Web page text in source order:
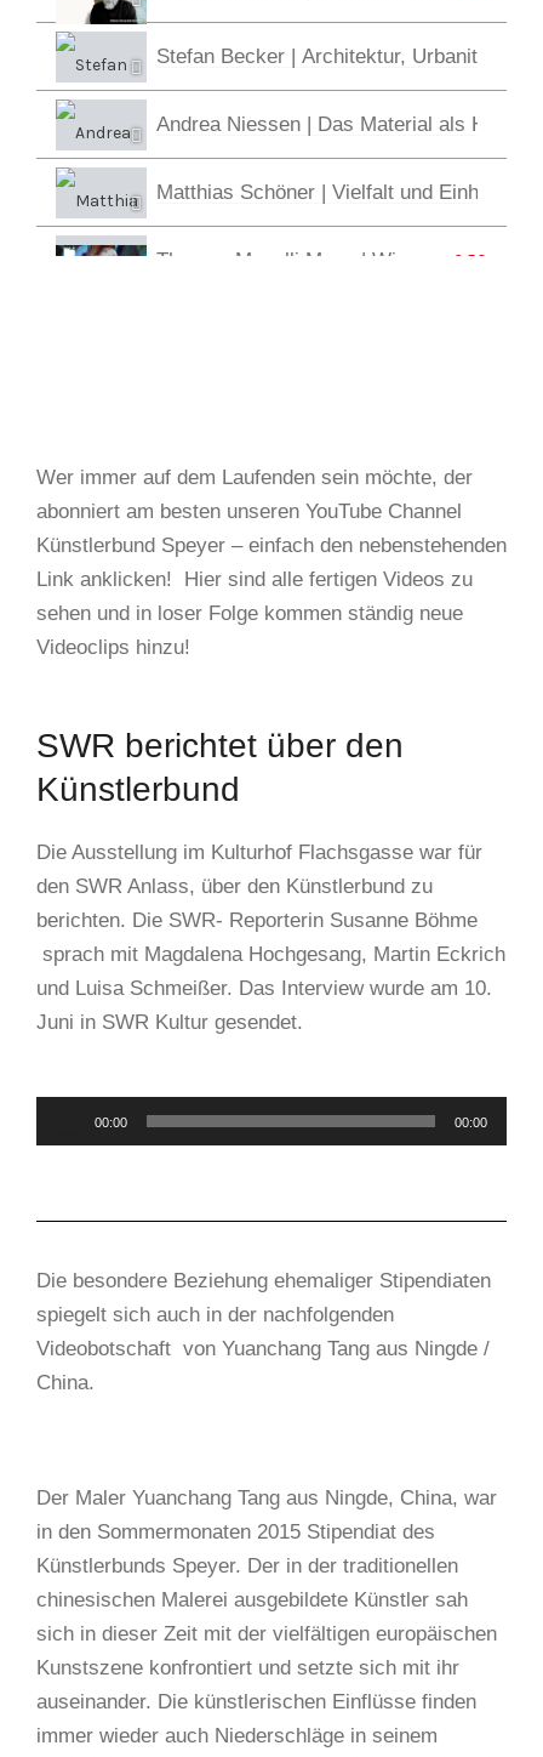
Stefan Becker | Architektur, Urbanität und
Andrea Niessen | Das Material als
Matthias Schöner | Vielfalt und Einheit
Thomas Manelli Mann | Wie sonderbar
6:50
BUJA | Let's stay in touch!
Magdalena Hochgesang | Dort wo Worte
Martin Eckrich
Karin Germeyer-Kihm | Porträt einer
Joachim Pfaffmann | What do you want
Christoph Anschütz | Geschöpfe
Wer immer auf dem Laufenden sein möchte, der
abonniert am besten unseren YouTube Channel
Künstlerbund Speyer – einfach den nebenstehenden
Link anklicken! Hier sind alle fertigen Videos zu
sehen und in loser Folge kommen ständig neue
Videoclips hinzu!
SWR berichtet über den
Künstlerbund
Die Ausstellung im Kulturhof Flachsgasse war für
den SWR Anlass, über den Künstlerbund zu
berichten. Die SWR- Reporterin Susanne Böhme
sprach mit Magdalena Hochgesang, Martin Eckrich
und Luisa Schmeißer. Das Interview wurde am 10.
Juni in SWR Kultur gesendet.
Audio-
Player
00:00 00:00
Die besondere Beziehung ehemaliger Stipendiaten
spiegelt sich auch in der nachfolgenden
Videobotschaft von Yuanchang Tang aus Ningde /
China.
Der Maler Yuanchang Tang aus Ningde, China, war
in den Sommermonaten 2015 Stipendiat des
Künstlerbunds Speyer. Der in der traditionellen
chinesischen Malerei ausgebildete Künstler sah
sich in dieser Zeit mit der vielfältigen europäischen
Kunstszene konfrontiert und setzte sich mit ihr
auseinander. Die künstlerischen Einflüsse finden
immer wieder auch Niederschläge in seinem